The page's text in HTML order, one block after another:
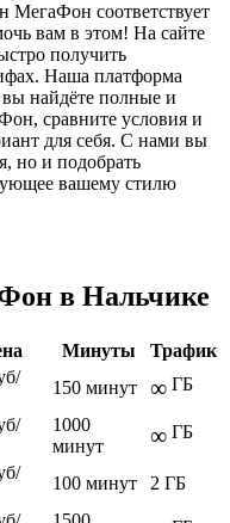
МегаФон соответствует
вам в этом! На сайте
получить
Наша платформа
вы найдёте полные и
сравните условия и
для себя. С нами вы
но и подобрать
вашему стилю
в Нальчике
Минуты
Трафик
150 минут ∞ ГБ
1000
минут
∞ ГБ
100 минут 2 ГБ